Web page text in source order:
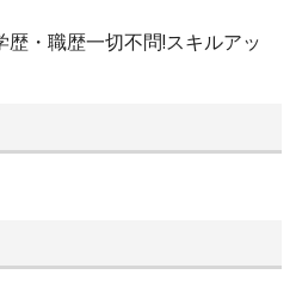
・職歴一切不問!スキルアッ